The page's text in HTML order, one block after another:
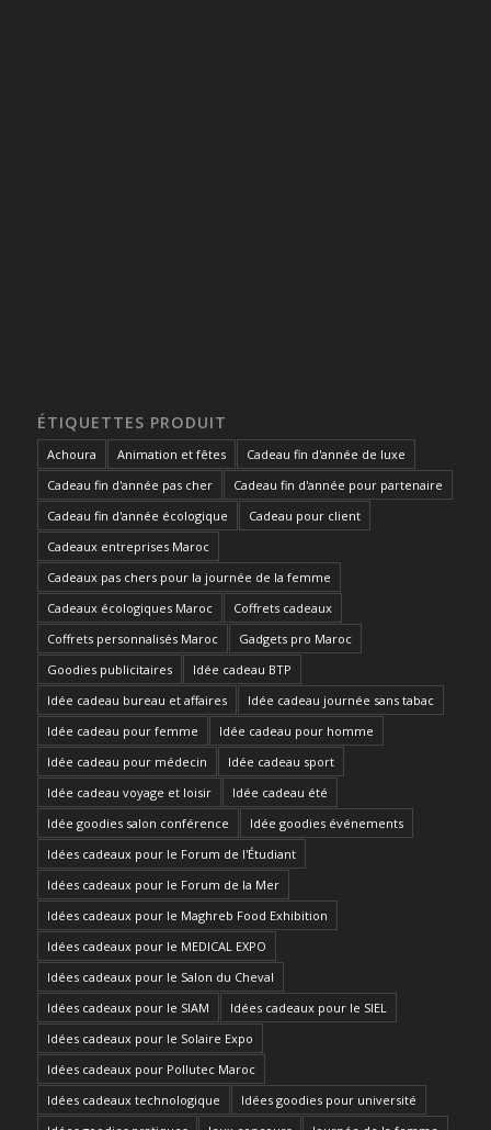
ÉTIQUETTES PRODUIT
Achoura Animation et fêtes
Cadeau fin d'année de luxe
Cadeau fin d'année pas cher
Cadeau fin d'année pour partenaire
Cadeau fin d'année écologique
Cadeau pour client
Cadeaux entreprises Maroc
Cadeaux pas chers pour la journée de la femme
Cadeaux écologiques Maroc
Coffrets cadeaux
Coffrets personnalisés Maroc
Gadgets pro Maroc
Goodies publicitaires
Idée cadeau BTP
Idée cadeau bureau et affaires
Idée cadeau journée sans tabac
Idée cadeau pour femme
Idée cadeau pour homme
Idée cadeau pour médecin
Idée cadeau sport
Idée cadeau voyage et loisir
Idée cadeau été
Idée goodies salon conférence
Idée goodies événements
Idées cadeaux pour le Forum de l'Étudiant
Idées cadeaux pour le Forum de la Mer
Idées cadeaux pour le Maghreb Food Exhibition
Idées cadeaux pour le MEDICAL EXPO
Idées cadeaux pour le Salon du Cheval
Idées cadeaux pour le SIAM
Idées cadeaux pour le SIEL
Idées cadeaux pour le Solaire Expo
Idées cadeaux pour Pollutec Maroc
Idées cadeaux technologique
Idées goodies pour université